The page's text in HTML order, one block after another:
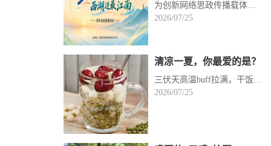
为创新网络思政传播载体、挖掘高校青年文艺创作活力，浙里青年以旋律寄初心、以影像抒志向，用多元作品...
2026/07/25
清凉一夏，你最爱的是？
2026/07/25